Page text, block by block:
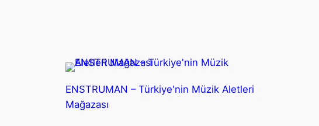
ENSTRUMAN – Türkiye'nin Müzik Aletleri
Mağazası